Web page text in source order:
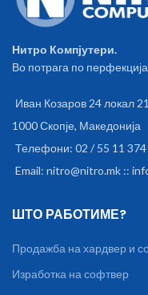
buy them separately!
Нитро Компјутери.
Во потрага по
Иван Козаров 24 локал
1000 Скопје, Македонија
Телефони: 02 / 55 11
Email: nitro@nitro.mk ::
ШТО РАБОТИМЕ?
Продажба на хардвер и
Изработка на софтвер